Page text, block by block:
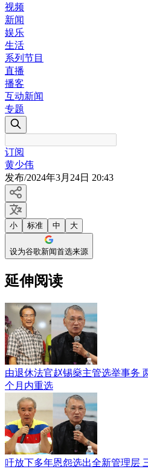
视频
新闻
娱乐
生活
系列节目
直播
播客
互动新闻
专题
订阅
黄少伟
发布/2024年3月24日 20:43
小 标准 中 大
设为谷歌新闻首选来源
延伸阅读
由退休法官赵锡燊主管选举事务
个月内重选
吁放下多年恩怨选出全新管理层